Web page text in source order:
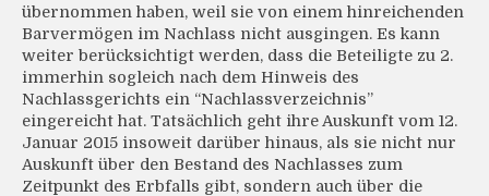
übernommen haben, weil sie von einem hinreichenden
Barvermögen im Nachlass nicht ausgingen. Es kann
weiter berücksichtigt werden, dass die Beteiligte zu 2.
immerhin sogleich nach dem Hinweis des
Nachlassgerichts ein “Nachlassverzeichnis”
eingereicht hat. Tatsächlich geht ihre Auskunft vom 12.
Januar 2015 insoweit darüber hinaus, als sie nicht nur
Auskunft über den Bestand des Nachlasses zum
Zeitpunkt des Erbfalls gibt, sondern auch über die